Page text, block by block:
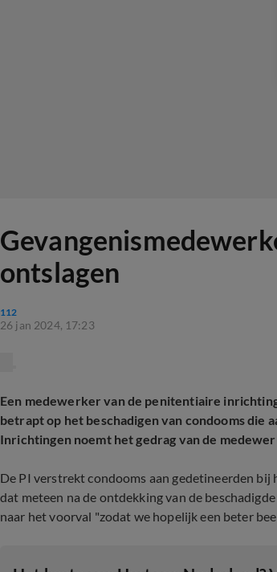
ontslagen
112
26 jan 2024, 17:23
Een medewerker van de penitentiaire
betrapt op het beschadigen van condooms
Inrichtingen noemt het gedrag van de
De PI verstrekt condooms aan gedetineerden
dat meteen na de ontdekking van de
naar het voorval "zodat we hopelijk een beter